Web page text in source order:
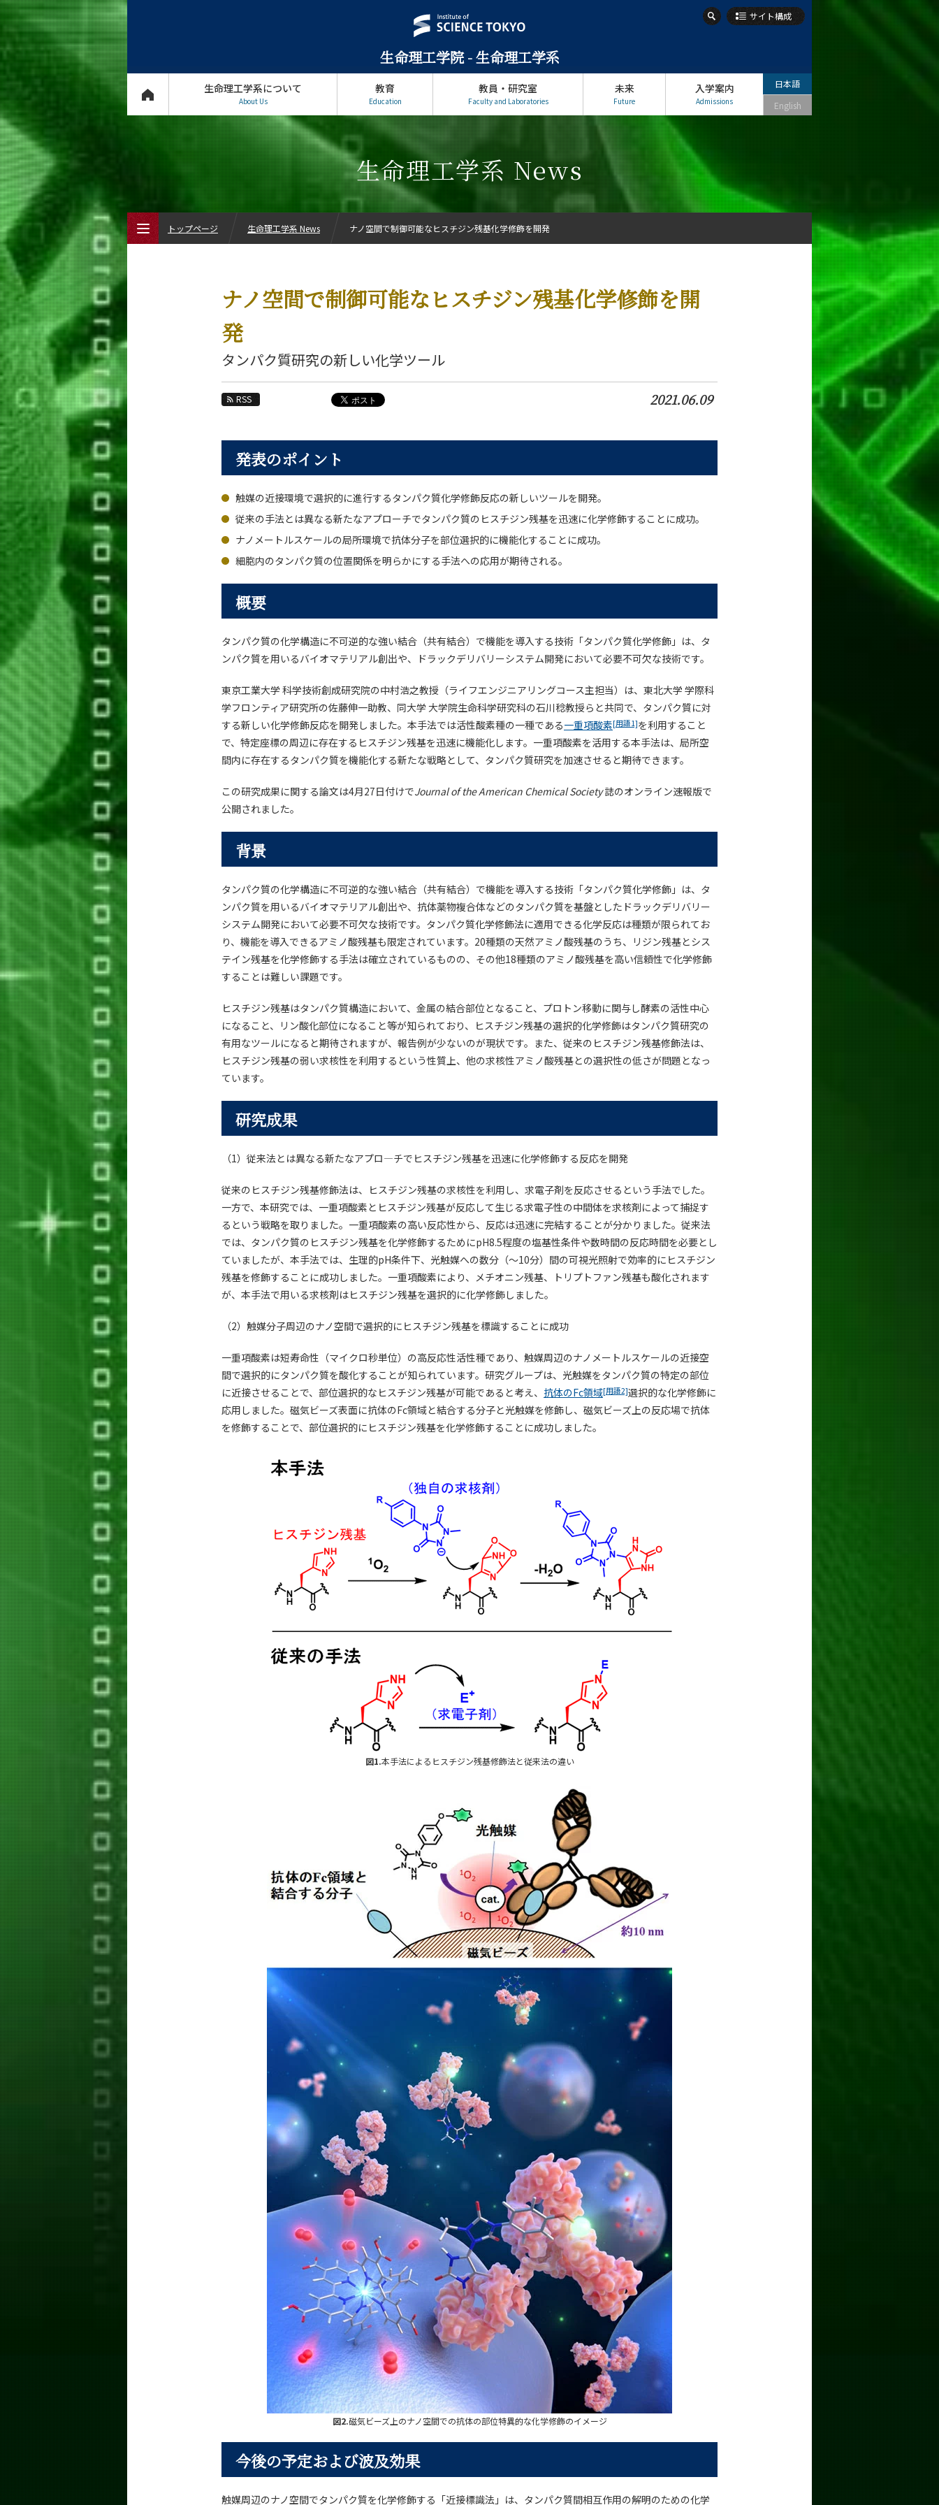
生命理工学院 - 生命理工学系
サイト構成
生命理工学系について
About Us
教育
Education
教員・研究室
Faculty and Laboratories
未来
Future
入学案内
Admissions
日本語
English
生命理工学系 News
ナノ空間で制御可能なヒスチジン残基化学修飾を開
発
タンパク質研究の新しい化学ツール
RSS 2021.06.09
発表のポイント
触媒の近接環境で選択的に進行するタンパク質化学修飾反応の新しいツールを開発。
従来の手法とは異なる新たなアプローチでタンパク質のヒスチジン残基を迅速に化学修飾することに成功。
ナノメートルスケールの局所環境で抗体分子を部位選択的に機能化することに成功。
細胞内のタンパク質の位置関係を明らかにする手法への応用が期待される。
概要
タンパク質の化学構造に不可逆的な強い結合（共有結合）で機能を導入する技術「タンパク質化学修飾」は、タ
ンパク質を用いるバイオマテリアル創出や、ドラックデリバリーシステム開発において必要不可欠な技術です。
東京工業大学 科学技術創成研究院の中村浩之教授（ライフエンジニアリングコース主担当）は、東北大学 学際科
学フロンティア研究所の佐藤伸一助教、同大学 大学院生命科学研究科の石川稔教授らと共同で、タンパク質に対
する新しい化学修飾反応を開発しました。本手法では活性酸素種の一種である一重項酸素[用語1]を利用すること
で、特定座標の周辺に存在するヒスチジン残基を迅速に機能化します。一重項酸素を活用する本手法は、局所空
間内に存在するタンパク質を機能化する新たな戦略として、タンパク質研究を加速させると期待できます。
この研究成果に関する論文は4月27日付けでJournal of the American Chemical Society誌のオンライン速報版で
公開されました。
背景
タンパク質の化学構造に不可逆的な強い結合（共有結合）で機能を導入する技術「タンパク質化学修飾」は、タ
ンパク質を用いるバイオマテリアル創出や、抗体薬物複合体などのタンパク質を基盤としたドラックデリバリー
システム開発において必要不可欠な技術です。タンパク質化学修飾法に適用できる化学反応は種類が限られてお
り、機能を導入できるアミノ酸残基も限定されています。20種類の天然アミノ酸残基のうち、リジン残基とシス
テイン残基を化学修飾する手法は確立されているものの、その他18種類のアミノ酸残基を高い信頼性で化学修飾
することは難しい課題です。
ヒスチジン残基はタンパク質構造において、金属の結合部位となること、プロトン移動に関与し酵素の活性中心
になること、リン酸化部位になること等が知られており、ヒスチジン残基の選択的化学修飾はタンパク質研究の
有用なツールになると期待されますが、報告例が少ないのが現状です。また、従来のヒスチジン残基修飾法は、
ヒスチジン残基の弱い求核性を利用するという性質上、他の求核性アミノ酸残基との選択性の低さが問題となっ
ています。
研究成果
（1）従来法とは異なる新たなアプロ―チでヒスチジン残基を迅速に化学修飾する反応を開発
従来のヒスチジン残基修飾法は、ヒスチジン残基の求核性を利用し、求電子剤を反応させるという手法でした。
一方で、本研究では、一重項酸素とヒスチジン残基が反応して生じる求電子性の中間体を求核剤によって捕捉す
るという戦略を取りました。一重項酸素の高い反応性から、反応は迅速に完結することが分かりました。従来法
では、タンパク質のヒスチジン残基を化学修飾するためにpH8.5程度の塩基性条件や数時間の反応時間を必要とし
ていましたが、本手法では、生理的pH条件下、光触媒への数分（～10分）間の可視光照射で効率的にヒスチジン
残基を修飾することに成功しました。一重項酸素により、メチオニン残基、トリプトファン残基も酸化されます
が、本手法で用いる求核剤はヒスチジン残基を選択的に化学修飾しました。
（2）触媒分子周辺のナノ空間で選択的にヒスチジン残基を標識することに成功
一重項酸素は短寿命性（マイクロ秒単位）の高反応性活性種であり、触媒周辺のナノメートルスケールの近接空
間で選択的にタンパク質を酸化することが知られています。研究グループは、光触媒をタンパク質の特定の部位
に近接させることで、部位選択的なヒスチジン残基が可能であると考え、 抗体のFc領域[用語2]選択的な化学修飾に
応用しました。磁気ビーズ表面に抗体のFc領域と結合する分子と光触媒を修飾し、磁気ビーズ上の反応場で抗体
を修飾することで、部位選択的にヒスチジン残基を化学修飾することに成功しました。
図1.本手法によるヒスチジン残基修飾法と従来法の違い
図2.磁気ビーズ上のナノ空間での抗体の部位特異的な化学修飾のイメージ
今後の予定および波及効果
触媒周辺のナノ空間でタンパク質を化学修飾する「近接標識法」は、タンパク質間相互作用の解明のための化学
トップページ 生命理工学系 News ナノ空間で制御可能なヒスチジン残基化学修飾を開発
生命理工学系について
イベントカレンダー